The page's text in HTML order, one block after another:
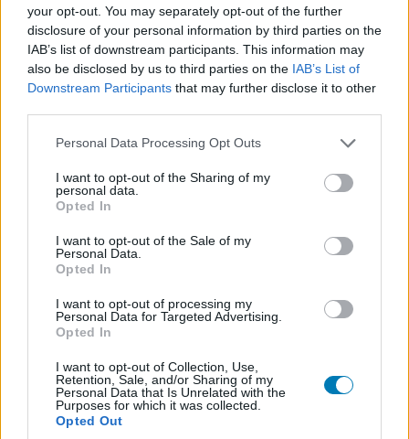
your opt-out. You may separately opt-out of the further
disclosure of your personal information by third parties on the
IAB’s list of downstream participants. This information may
also be disclosed by us to third parties on the IAB’s List of
Downstream Participants that may further disclose it to other
Please note that this website/app uses one or more Google
not limited to your visit or usage behaviour. You may click to
grant or deny consent to Google and its third-party tags to
use your data for below specified purposes in below Google
consent section.
Personal Data Processing Opt Outs
I want to opt-out of the Sharing of my
personal data.
Opted In
I want to opt-out of the Sale of my
Personal Data.
Opted In
I want to opt-out of processing my
Personal Data for Targeted Advertising.
Opted In
I want to opt-out of Collection, Use,
Retention, Sale, and/or Sharing of my
Personal Data that Is Unrelated with the
Purposes for which it was collected.
Opted Out
amúgy szuperaranyos - alkotása sem érdekel senkit
hazánkban. De a nézőszámokat látva kijelenthető, hogy
eleve pangás van, mindenki fesztiválozik, nyaral, vagy
csak szimplán kerüli a mozikat. Azért a Meg 2. - Az árok
norvég horror, a Valami van az ablakban már nem járt
ilyen sikerrel sajnos, még az 1500-as össznézőszámot
sem hozta, be sem fért a top 10-es listába.
Íme a 10 legtöbbet nézett film a magyar mozikban a 32.
héten (a hétvégi magyar bevételt, és nézőszámot
láthatjátok itt):
Barbie96 900 290 Ft bevétel, 47 804 látogató
látogató
Gran Turismo76 154 365 Ft bevétel, 36 027
látogató